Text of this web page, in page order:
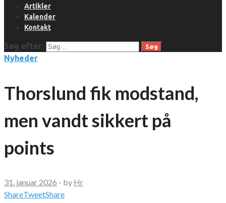
Artikler
Kalender
Kontakt
Søg efter:
Nyheder
Thorslund fik modstand,
men vandt sikkert på
points
31. januar 2026 - by Hr
ShareTweetShare